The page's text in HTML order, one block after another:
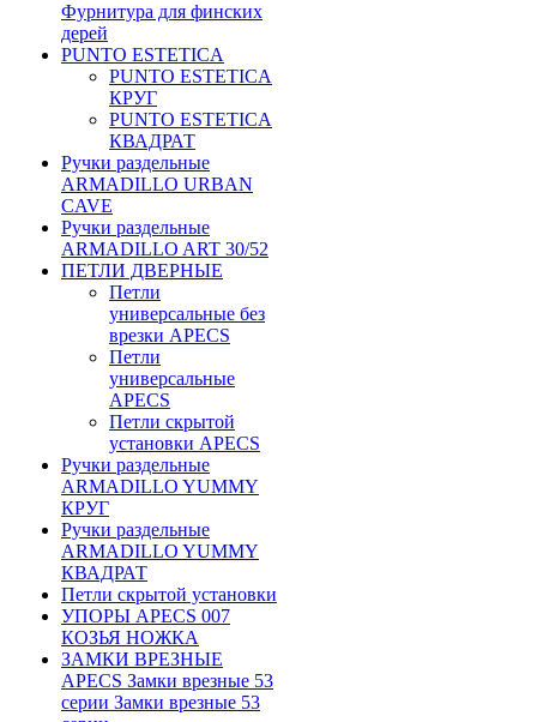
Фурнитура для финских
дерей
PUNTO ESTETICA
PUNTO ESTETICA
КРУГ
PUNTO ESTETICA
КВАДРАТ
Ручки раздельные
ARMADILLO URBAN
CAVE
Ручки раздельные
ARMADILLO ART 30/52
ПЕТЛИ ДВЕРНЫЕ
Петли
универсальные без
врезки APECS
Петли
универсальные
APECS
Петли скрытой
установки APECS
Ручки раздельные
ARMADILLO YUMMY
КРУГ
Ручки раздельные
ARMADILLO YUMMY
КВАДРАТ
Петли скрытой установки
УПОРЫ APECS 007
КОЗЬЯ НОЖКА
ЗАМКИ ВРЕЗНЫЕ
APECS Замки врезные 53
серии Замки врезные 53